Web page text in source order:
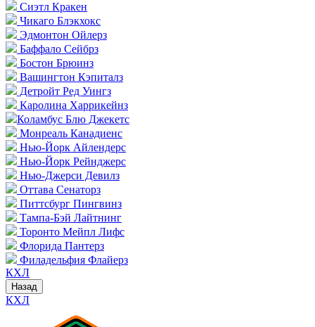
Сиэтл Кракен
Чикаго Блэкхокс
Эдмонтон Ойлерз
Баффало Сейбрз
Бостон Брюинз
Вашингтон Кэпиталз
Детройт Ред Уингз
Каролина Харрикейнз
Коламбус Блю Джекетс
Монреаль Канадиенс
Нью-Йорк Айлендерс
Нью-Йорк Рейнджерс
Нью-Джерси Девилз
Оттава Сенаторз
Питтсбург Пингвинз
Тампа-Бэй Лайтнинг
Торонто Мейпл Лифс
Флорида Пантерз
Филадельфия Флайерз
КХЛ
Назад
КХЛ